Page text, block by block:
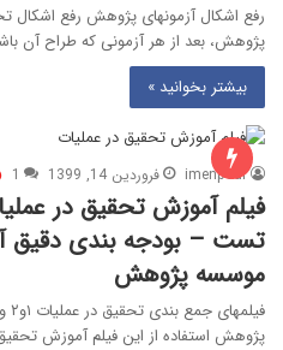
رفع اشکال آزمونهای پژوهش رفع اشکال
پژوهش، بعد از هر آزمونی که طراح آن
بیشتر بخوانید »
imenpour فروردین 14, 1399 1
فیلم آموزش تحقیق در
تست – بودجه بندی دقیق
موسسه پژوهش
پژوهش استفاده از این فیلم آموزش